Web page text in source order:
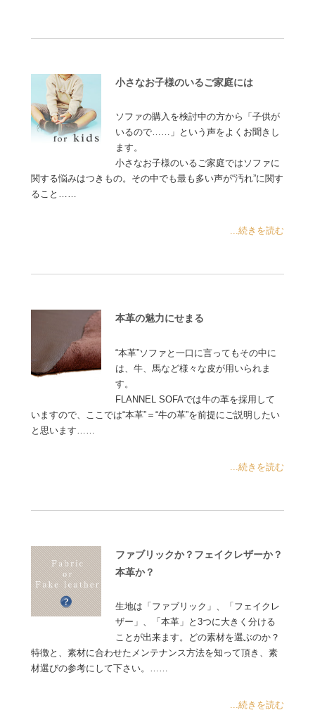
小さなお子様のいるご家庭には
ソファの購入を検討中の方から「子供が
いるので……」という声をよくお聞きし
ます。
小さなお子様のいるご家庭ではソファに
関する悩みはつきもの。その中でも最も多い声が“汚れ”に関す
ること……
...続きを読む
本革の魅力にせまる
“本革”ソファと一口に言ってもその中に
は、牛、馬など様々な皮が用いられま
す。
FLANNEL SOFAでは牛の革を採用して
いますので、ここでは“本革”＝“牛の革”を前提にご説明したい
と思います……
...続きを読む
ファブリックか？フェイクレザーか？
本革か？
生地は「ファブリック」、「フェイクレ
ザー」、「本革」と3つに大きく分ける
ことが出来ます。どの素材を選ぶのか？
特徴と、素材に合わせたメンテナンス方法を知って頂き、素
材選びの参考にして下さい。……
...続きを読む